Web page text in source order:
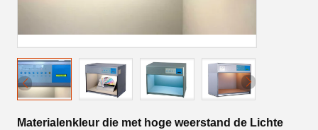
Materialenkleur die met hoge weerstand de Lichte